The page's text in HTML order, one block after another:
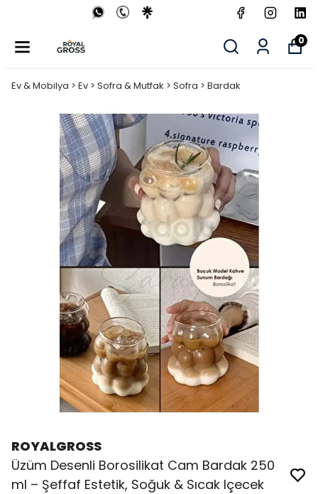
0
Ev & Mobilya > Ev > Sofra & Mutfak > Sofra > Bardak
ROYALGROSS
Üzüm Desenli Borosilikat Cam Bardak 250
ml – Şeffaf Estetik, Soğuk & Sıcak Içecek